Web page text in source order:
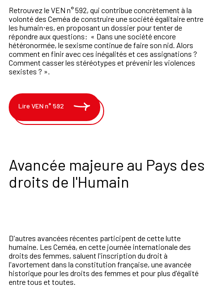
Retrouvez le VEN n° 592, qui contribue concrètement à la
volonté des Ceméa de construire une société égalitaire entre
les humain⋅es, en proposant un dossier pour tenter de
répondre aux questions: « Dans une société encore
hétéronormée, le sexisme continue de faire son nid. Alors
comment en finir avec ces inégalités et ces assignations ?
Comment casser les stéréotypes et prévenir les violences
sexistes ? ».
Lire VEN n° 592
Avancée majeure au Pays des
droits de l'Humain
D'autres avancées récentes participent de cette lutte
humaine. Les Ceméa, en cette journée internationale des
droits des femmes, saluent l'inscription du droit à
l'avortement dans la constitution française, une avancée
historique pour les droits des femmes et pour plus d'égalité
entre tous et toutes.